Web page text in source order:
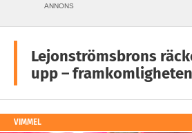
ANNONS
Lejonströmsbrons
upp –
VIMMEL